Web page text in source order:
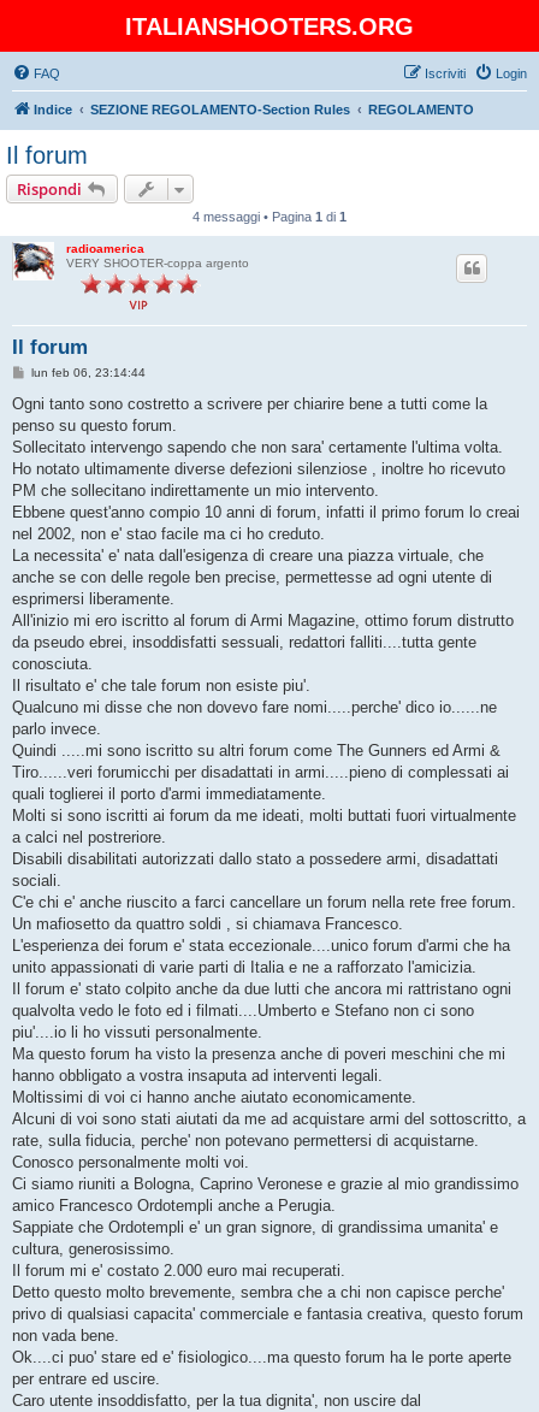
ITALIANSHOOTERS.ORG
FAQ Login
Iscriviti
Indice SEZIONE REGOLAMENTO-Section Rules REGOLAMENTO
Il forum
Rispondi
4 messaggi • Pagina 1 di 1
radioamerica
VERY SHOOTER-coppa argento
Il forum
M
s
s
a
g
i
o
lun feb 06, 23:14:44
Ogni tanto sono costretto a scrivere per chiarire bene a tutti come la
penso su questo forum.
Sollecitato intervengo sapendo che non sara' certamente l'ultima volta.
Ho notato ultimamente diverse defezioni silenziose , inoltre ho ricevuto
PM che sollecitano indirettamente un mio intervento.
Ebbene quest'anno compio 10 anni di forum, infatti il primo forum lo creai
nel 2002, non e' stao facile ma ci ho creduto.
La necessita' e' nata dall'esigenza di creare una piazza virtuale, che
anche se con delle regole ben precise, permettesse ad ogni utente di
esprimersi liberamente.
All'inizio mi ero iscritto al forum di Armi Magazine, ottimo forum distrutto
da pseudo ebrei, insoddisfatti sessuali, redattori falliti....tutta gente
conosciuta.
Il risultato e' che tale forum non esiste piu'.
Qualcuno mi disse che non dovevo fare nomi.....perche' dico io......ne
parlo invece.
Quindi .....mi sono iscritto su altri forum come The Gunners ed Armi &
Tiro......veri forumicchi per disadattati in armi.....pieno di complessati ai
quali toglierei il porto d'armi immediatamente.
Molti si sono iscritti ai forum da me ideati, molti buttati fuori virtualmente
a calci nel postreriore.
Disabili disabilitati autorizzati dallo stato a possedere armi, disadattati
sociali.
C'e chi e' anche riuscito a farci cancellare un forum nella rete free forum.
Un mafiosetto da quattro soldi , si chiamava Francesco.
L'esperienza dei forum e' stata eccezionale....unico forum d'armi che ha
unito appassionati di varie parti di Italia e ne a rafforzato l'amicizia.
Il forum e' stato colpito anche da due lutti che ancora mi rattristano ogni
qualvolta vedo le foto ed i filmati....Umberto e Stefano non ci sono
piu'....io li ho vissuti personalmente.
Ma questo forum ha visto la presenza anche di poveri meschini che mi
hanno obbligato a vostra insaputa ad interventi legali.
Moltissimi di voi ci hanno anche aiutato economicamente.
Alcuni di voi sono stati aiutati da me ad acquistare armi del sottoscritto, a
rate, sulla fiducia, perche' non potevano permettersi di acquistarne.
Conosco personalmente molti voi.
Ci siamo riuniti a Bologna, Caprino Veronese e grazie al mio grandissimo
amico Francesco Ordotempli anche a Perugia.
Sappiate che Ordotempli e' un gran signore, di grandissima umanita' e
cultura, generosissimo.
Il forum mi e' costato 2.000 euro mai recuperati.
Detto questo molto brevemente, sembra che a chi non capisce perche'
privo di qualsiasi capacita' commerciale e fantasia creativa, questo forum
non vada bene.
Ok....ci puo' stare ed e' fisiologico....ma questo forum ha le porte aperte
per entrare ed uscire.
Caro utente insoddisfatto, per la tua dignita', non uscire dal